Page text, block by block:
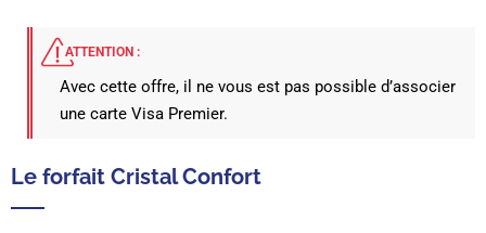
ATTENTION :
Avec cette offre, il ne vous est pas possible d’associer
une carte Visa Premier.
Le forfait Cristal Confort